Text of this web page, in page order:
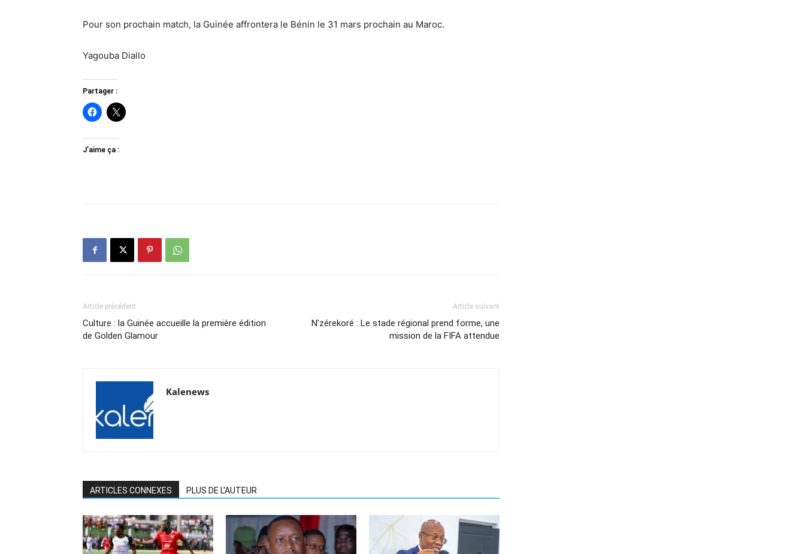
Pour son prochain match, la Guinée affrontera le Bénin le 31 mars prochain au Maroc.
Yagouba Diallo
Partager :
J’aime ça :
Article précédent
Culture : la Guinée accueille la première édition
de Golden Glamour
Article suivant
N’zérekoré : Le stade régional prend forme, une
mission de la FIFA attendue
Kalenews
ARTICLES CONNEXES PLUS DE L'AUTEUR